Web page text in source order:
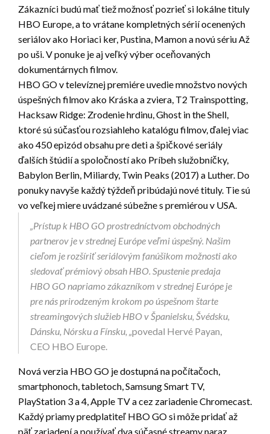
Zákazníci budú mať tiež možnosť pozrieť si lokálne tituly
HBO Europe, a to vrátane kompletných sérií ocenených
seriálov ako Horiaci ker, Pustina, Mamon a novú sériu Až
po uši. V ponuke je aj veľký výber oceňovaných
dokumentárnych filmov.
HBO GO v televíznej premiére uvedie množstvo nových
úspešných filmov ako Kráska a zviera, T2 Trainspotting,
Hacksaw Ridge: Zrodenie hrdinu, Ghost in the Shell,
ktoré sú súčasťou rozsiahleho katalógu filmov, ďalej viac
ako 450 epizód obsahu pre deti a špičkové seriály
ďalších štúdií a spoločností ako Príbeh služobníčky,
Babylon Berlin, Miliardy, Twin Peaks (2017) a Luther. Do
ponuky navyše každý týždeň pribúdajú nové tituly. Tie sú
vo veľkej miere uvádzané súbežne s premiérou v USA.
„Prístup k HBO GO prostredníctvom obchodných
partnerov je v strednej Európe veľmi úspešný. Našim
cieľom je rozšíriť seriálovým fanúšikom možnosti ako
sledovať prémiový obsah HBO. Spustenie predaja
HBO GO napriamo zákazníkom v strednej Európe je
pre nás prirodzeným krokom po úspešnom štarte
streamingových služieb HBO v Španielsku, Švédsku,
Dánsku, Nórsku a Fínsku, „ povedal Hervé Payan,
CEO HBO Europe.
Nová verzia HBO GO je dostupná na počítačoch,
smartphonoch, tabletoch, Samsung Smart TV,
PlayStation 3 a 4, Apple TV a cez zariadenie Chromecast.
Každý priamy predplatiteľ HBO GO si môže pridať až
päť zariadení a používať dva súčasné streamy naraz.